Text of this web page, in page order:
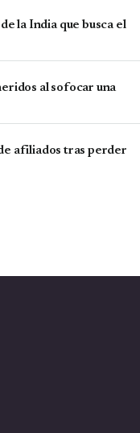
la India que busca el
al sofocar una
afiliados tras perder